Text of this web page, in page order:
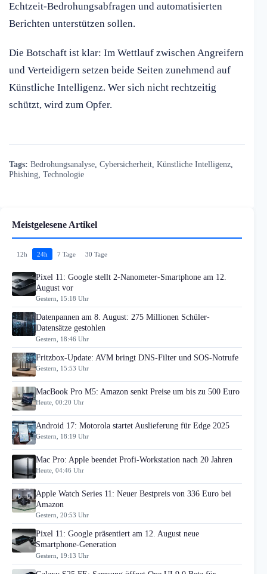
Echtzeit-Bedrohungsabfragen und automatisierten
Berichten unterstützen sollen.
Die Botschaft ist klar: Im Wettlauf zwischen Angreifern
und Verteidigern setzen beide Seiten zunehmend auf
Künstliche Intelligenz. Wer sich nicht rechtzeitig
schützt, wird zum Opfer.
Tags: Bedrohungsanalyse Cybersicherheit Künstliche Intelligenz
Phishing Technologie
Meistgelesene Artikel
12h 24h 7 Tage 30 Tage
Pixel 11: Google stellt 2-Nanometer-Smartphone am 12.
August vor
Gestern, 15:18 Uhr
Datenpannen am 8. August: 275 Millionen Schüler-
Datensätze gestohlen
Gestern, 18:46 Uhr
Fritzbox-Update: AVM bringt DNS-Filter und SOS-Notrufe
Gestern, 15:53 Uhr
MacBook Pro M5: Amazon senkt Preise um bis zu 500 Euro
Heute, 00:20 Uhr
Android 17: Motorola startet Auslieferung für Edge 2025
Gestern, 18:19 Uhr
Mac Pro: Apple beendet Profi-Workstation nach 20 Jahren
Heute, 04:46 Uhr
Apple Watch Series 11: Neuer Bestpreis von 336 Euro bei
Amazon
Gestern, 20:53 Uhr
Pixel 11: Google präsentiert am 12. August neue
Smartphone-Generation
Gestern, 19:13 Uhr